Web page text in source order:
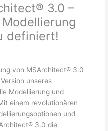
3.0 –
definiert!
von MSArchitect® 3.0
unseres
Modellierung und
einem revolutionären
und
3.0 die